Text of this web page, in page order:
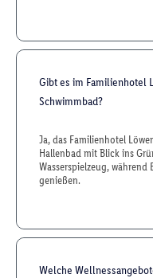
Gibt es im Familienhotel
Schwimmbad?
Ja, das Familienhotel
Hallenbad mit Blick ins
Wasserspielzeug,
genießen.
Welche